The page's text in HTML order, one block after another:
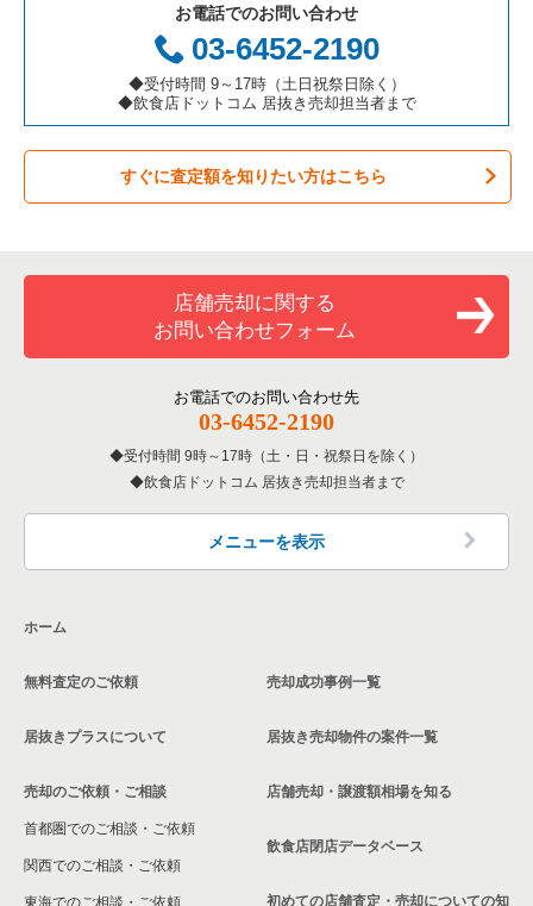
アジア料理の居抜き売却物件の案件一覧
カフェの居抜き売却物件の案件一覧
テイクアウトの居抜き売却物件の案件一覧
お弁当・惣菜・デリの居抜き売却物件の案件一覧
居酒屋・ダイニングバーの居抜き売却物件の案件一覧
専門料理の居抜き売却物件の案件一覧
洋食の居抜き売却物件の案件一覧
その他の居抜き売却物件の案件一覧
京都府の飲食店の居抜き売却物件の案件一覧
愛知県の飲食店の居抜き売却物件の案件一覧
岐阜県の飲食店の居抜き売却物件の案件一覧
三重県の飲食店の居抜き売却物件の案件一覧
お電話でのお問い合わせ
03-6452-2190
◆受付時間 9～17時（土日祝祭日除く）
◆飲食店ドットコム 居抜き売却担当者まで
すぐに査定額を知りたい方はこちら
店舗売却に関する
お問い合わせフォーム
お電話でのお問い合わせ先
03-6452-2190
受付時間 9時～17時（土・日・祝祭日を除く）
飲食店ドットコム 居抜き売却担当者まで
メニューを表示
ホーム
無料査定のご依頼
居抜きプラスについて
売却のご依頼・ご相談
首都圏でのご相談・ご依頼
関西でのご相談・ご依頼
東海でのご相談・ご依頼
売却成功事例一覧
居抜き売却物件の案件一覧
店舗売却・譲渡額相場を知る
飲食店閉店データベース
初めての店舗査定・売却についての知